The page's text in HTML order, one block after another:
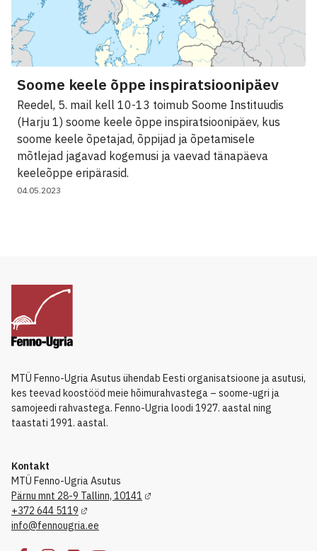
Soome keele õppe inspiratsioonipäev
Reedel, 5. mail kell 10-13 toimub Soome Instituudis
(Harju 1) soome keele õppe inspiratsioonipäev, kus
soome keele õpetajad, õppijad ja õpetamisele
mõtlejad jagavad kogemusi ja vaevad tänapäeva
keeleõppe eripärasid.
04.05.2023
MTÜ Fenno-Ugria Asutus ühendab Eesti organisatsioone ja asutusi,
kes teevad koostööd meie hõimurahvastega – soome-ugri ja
samojeedi rahvastega. Fenno-Ugria loodi 1927. aastal ning
taastati 1991. aastal.
Kontakt
MTÜ Fenno-Ugria Asutus
Pärnu mnt 28-9 Tallinn, 10141
+372 644 5119
info@fennougria.ee